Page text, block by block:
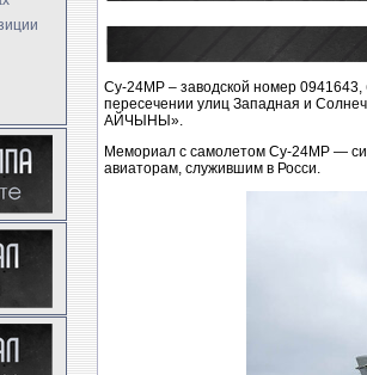
Су-24МР – заводской номер 0941643,
пересечении улиц Западная и
АЙЧЫНЫ».
Мемориал с самолетом Су-24МР —
авиаторам, служившим в Росси.